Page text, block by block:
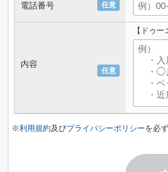
任意
電話番号
任意
内容
【ドゥ
※利用規約及びプライバシーポリシーを必